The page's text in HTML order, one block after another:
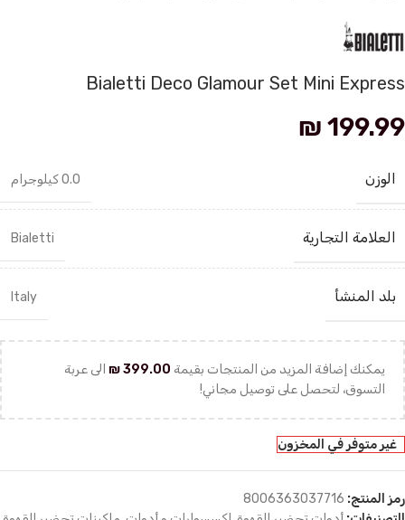
Bialetti Deco Glamour Set Mini Express
₪ 199.99
الوزن 0.0 كيلوجرام
العلامة التجارية Bialetti
بلد المنشأ Italy
يمكنك إضافة المزيد من المنتجات بقيمة ₪399.00
الى عربة
التسوق، لتحصل على توصيل مجاني!
غير متوفر في المخزون
رمز المنتج: 8006363037716